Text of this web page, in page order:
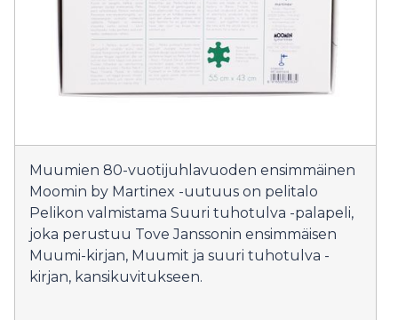
Muumien 80-vuotijuhlavuoden ensimmäinen
Moomin by Martinex -uutuus on pelitalo
Pelikon valmistama Suuri tuhotulva -palapeli,
joka perustuu Tove Janssonin ensimmäisen
Muumi-kirjan, Muumit ja suuri tuhotulva -
kirjan, kansikuvitukseen.